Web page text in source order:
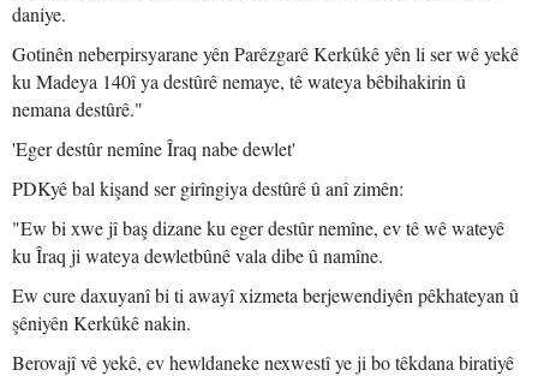
daniye.
Gotinên neberpirsyarane yên Parêzgarê Kerkûkê yên li ser wê yekê
ku Madeya 140î ya destûrê nemaye, tê wateya bêbihakirin û
nemana destûrê."
'Eger destûr nemîne Îraq nabe dewlet'
PDKyê bal kişand ser girîngiya destûrê û anî zimên:
"Ew bi xwe jî baş dizane ku eger destûr nemîne, ev tê wê wateyê
ku Îraq ji wateya dewletbûnê vala dibe û namîne.
Ew cure daxuyanî bi ti awayî xizmeta berjewendiyên pêkhateyan û
şêniyên Kerkûkê nakin.
Berovajî vê yekê, ev hewldaneke nexwestî ye ji bo têkdana biratiyê